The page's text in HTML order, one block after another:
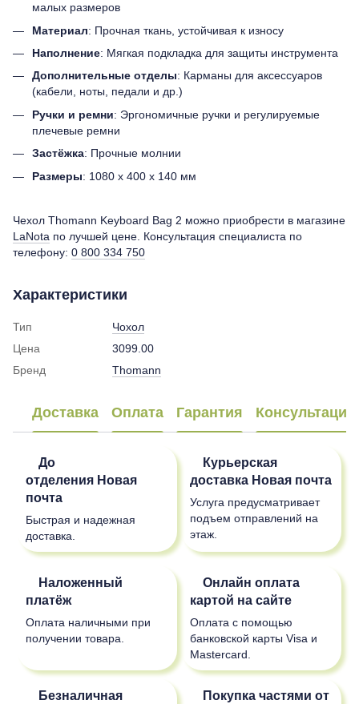
малых размеров
Материал: Прочная ткань, устойчивая к износу
Наполнение: Мягкая подкладка для защиты инструмента
Дополнительные отделы: Карманы для аксессуаров
(кабели, ноты, педали и др.)
Ручки и ремни: Эргономичные ручки и регулируемые
плечевые ремни
Застёжка: Прочные молнии
Размеры: 1080 х 400 х 140 мм
Чехол Thomann Keyboard Bag 2 можно приобрести в магазине
LaNota по лучшей цене. Консультация специалиста по
телефону: 0 800 334 750
Характеристики
Тип
Чохол
Цена
3099.00
Бренд
Thomann
Доставка Оплата Гарантия Консультация
До
отделения Новая
почта
Быстрая и надежная
доставка.
Курьерская
доставка Новая почта
Услуга предусматривает
подъем отправлений на
этаж.
Наложенный
платёж
Оплата наличными при
получении товара.
Онлайн оплата
картой на сайте
Оплата с помощью
банковской карты Visa и
Mastercard.
Безналичная
Покупка частями от